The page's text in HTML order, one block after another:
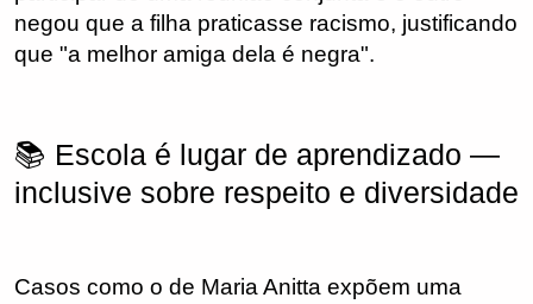
negou que a filha praticasse racismo, justificando
que "a melhor amiga dela é negra".
📚 Escola é lugar de aprendizado —
inclusive sobre respeito e diversidade
Casos como o de Maria Anitta expõem uma